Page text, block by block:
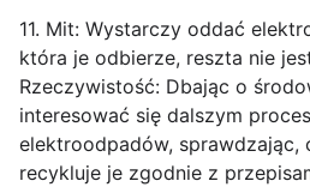
11. Mit: Wystarczy oddać
która je odbierze, reszta nie
Rzeczywistość: Dbając o
interesować się dalszym
elektroodpadów,
recykluje je zgodnie z